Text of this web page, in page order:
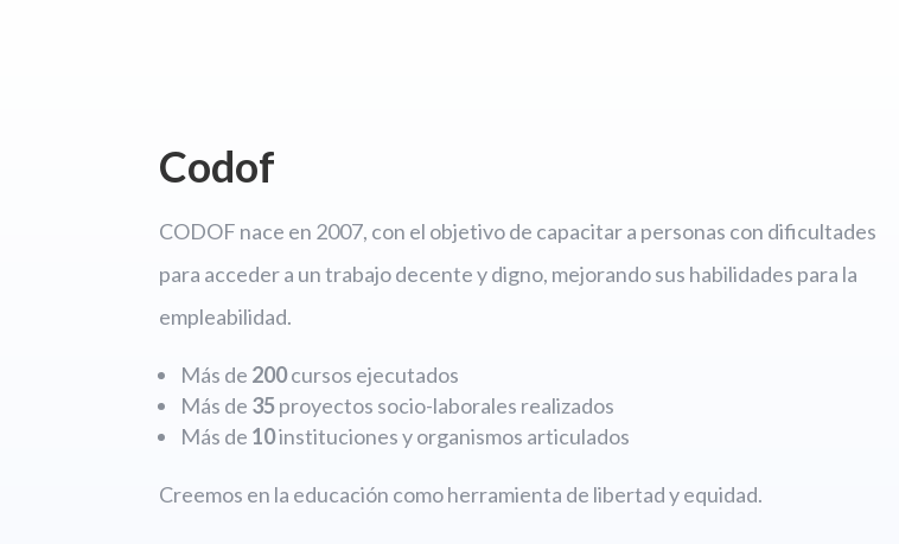
Codof
CODOF nace en 2007, con el objetivo de capacitar a personas con dificultades
para acceder a un trabajo decente y digno, mejorando sus habilidades para la
empleabilidad.
Más de 200cursos ejecutados
Más de 35proyectos socio-laborales realizados
Más de 10instituciones y organismos articulados
Creemos en la educación como herramienta de libertad y equidad.